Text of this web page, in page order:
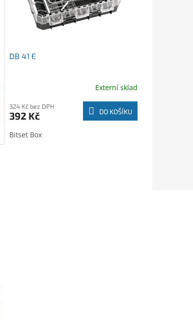
DB 41 E
Externí sklad
324 Kč bez DPH
392 Kč DO KOŠÍKU
Bitset Box